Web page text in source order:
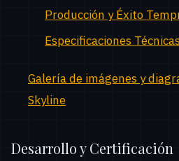
Producción y Éxito
Especificaciones Técnicas
Galería de imágenes y
Skyline
Desarrollo y Certificación